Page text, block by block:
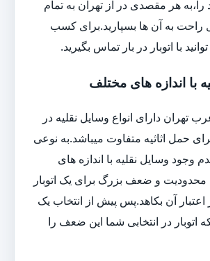
هر مقصدی در از تهران به تمام
راحت به آن ها بسپارید.برای کسب
با اتوبار در بار تماس بگیرید.
با اندازه های مختلف
تهران دارای انواع وسایل نقلیه در
اندازه های مختلف برای حمل اثاثیه متفاوت می‎باشد.به نوعی
وسایل نقلیه با اندازه های
و ضعف بزرگ برای یک اتوبار
آن بکاهد.پس پیش از انتخاب یک
اتوبار در انتخابی شما این ضعف را